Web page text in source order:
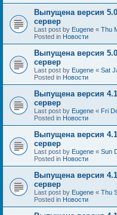
Выпущена версия
сервер
Last post by Eugene « Thu
Posted in Новости
Выпущена версия
сервер
Last post by Eugene « Sat
Posted in Новости
Выпущена версия
сервер
Last post by Eugene « Fri
Posted in Новости
Выпущена версия
сервер
Last post by Eugene « Sun
Posted in Новости
Выпущена версия
сервер
Last post by Eugene « Thu
Posted in Новости